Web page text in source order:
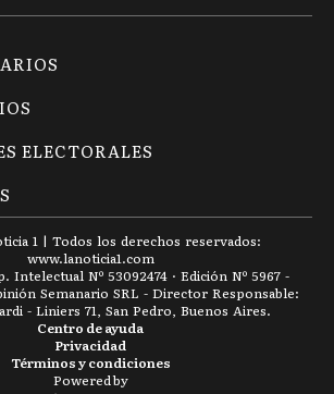
ELECTORALES
1 | Todos los derechos reservados:
www.lanoticia1.com
Intelectual Nº 53092474 · Edición Nº 5967 -
Semanario SRL - Director Responsable:
- Liniers 71, San Pedro, Buenos Aires.
Términos y condiciones
Privacidad
Centro de ayuda
Powered by